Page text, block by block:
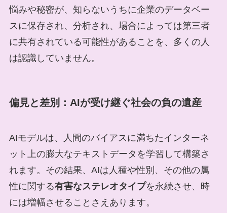
悩みや秘密が、知らないうちに企業のデータベー
スに保存され、分析され、場合によっては第三者
に共有されている可能性があることを、多くの人
は認識していません。
偏見と差別：AIが受け継ぐ社会の負の遺産
AIモデルは、人間のバイアスに満ちたインターネ
ット上の膨大なテキストデータを学習して構築さ
れます。その結果、AIは人種や性別、その他の属
性に関する有害なステレオタイプを永続させ、時
には増幅させることさえあります。